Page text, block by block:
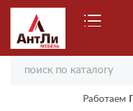
Работаем